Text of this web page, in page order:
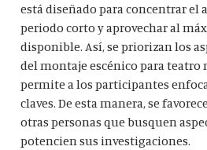
está diseñado para concentrar el
periodo corto yaprovechar al
disponible. Así, se priorizan los
del montajeescénico para teatro
permite a los participantes
claves. Deesta manera, se
otras personas que busquen
potencien sus investigaciones.